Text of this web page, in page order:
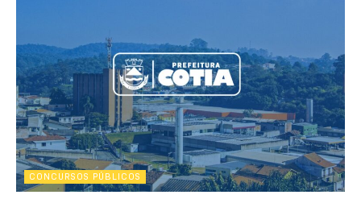
CONCURSOS PÚBLICOS